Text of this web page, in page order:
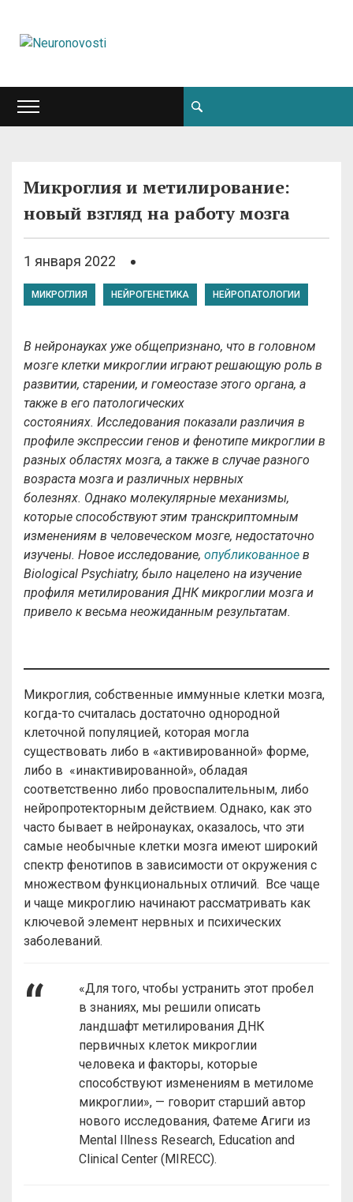
Микроглия и метилирование:
новый взгляд на работу мозга
1 января 2022
МИКРОГЛИЯ НЕЙРОГЕНЕТИКА НЕЙРОПАТОЛОГИИ
В нейронауках уже общепризнано, что в головном
мозге клетки микроглии играют решающую роль в
развитии, старении, и гомеостазе этого органа, а
также в его патологических
состояниях. Исследования показали различия в
профиле экспрессии генов и фенотипе микроглии в
разных областях мозга, а также в случае разного
возраста мозга и различных нервных
болезнях. Однако молекулярные механизмы,
которые способствуют этим транскриптомным
изменениям в человеческом мозге, недостаточно
изучены. Новое исследование, опубликованное в
Biological Psychiatry, было нацелено на изучение
профиля метилирования ДНК микроглии мозга и
привело к весьма неожиданным результатам.
Микроглия, собственные иммунные клетки мозга,
когда-то считалась достаточно однородной
клеточной популяцией, которая могла
существовать либо в «активированной» форме,
либо в «инактивированной», обладая
соответственно либо провоспалительным, либо
нейропротекторным действием. Однако, как это
часто бывает в нейронауках, оказалось, что эти
самые необычные клетки мозга имеют широкий
спектр фенотипов в зависимости от окружения с
множеством функциональных отличий. Все чаще
и чаще микроглию начинают рассматривать как
ключевой элемент нервных и психических
заболеваний.
«Для того, чтобы устранить этот пробел
в знаниях, мы решили описать
ландшафт метилирования ДНК
первичных клеток микроглии
человека и факторы, которые
способствуют изменениям в метиломе
микроглии», — говорит старший автор
нового исследования, Фатеме Агиги из
Mental Illness Research, Education and
Clinical Center (MIRECC).